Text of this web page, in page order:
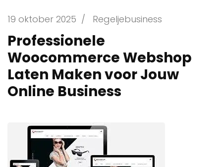
19 oktober 2025 / Regeljebusiness
Professionele
Woocommerce Webshop
Laten Maken voor Jouw
Online Business